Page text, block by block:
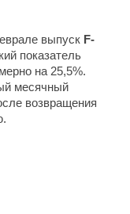
выпуск F-
показатель
на 25,5%.
месячный
возвращения